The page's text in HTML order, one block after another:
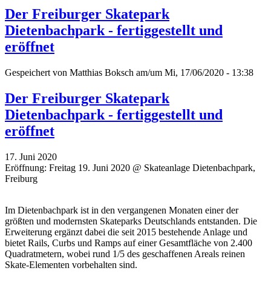
Der Freiburger Skatepark
Dietenbachpark - fertiggestellt und
eröffnet
Gespeichert von Matthias Boksch am/um Mi, 17/06/2020 - 13:38
Der Freiburger Skatepark
Dietenbachpark - fertiggestellt und
eröffnet
17. Juni 2020
Eröffnung: Freitag 19. Juni 2020 @ Skateanlage Dietenbachpark,
Freiburg
Im Dietenbachpark ist in den vergangenen Monaten einer der
größten und modernsten Skateparks Deutschlands entstanden. Die
Erweiterung ergänzt dabei die seit 2015 bestehende Anlage und
bietet Rails, Curbs und Ramps auf einer Gesamtfläche von 2.400
Quadratmetern, wobei rund 1/5 des geschaffenen Areals reinen
Skate-Elementen vorbehalten sind.